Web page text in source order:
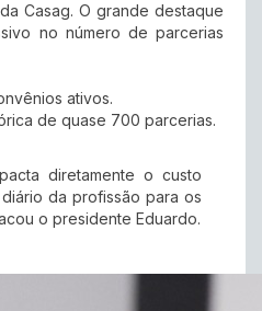
Casag. O grande destaque
no número de parcerias
ativos.
de quase 700 parcerias.
diretamente o custo
da profissão para os
o presidente Eduardo.